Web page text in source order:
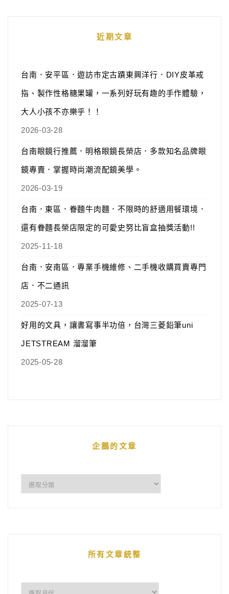
近期文章
台南．安平區．遊訪市定古蹟東興洋行．DIY皮革戒
指、製作性格糖果罐，一系列好玩有趣的手作體驗，
大人小孩不亦樂乎！！
2026-03-28
台南眼鏡行推薦．明格眼鏡長榮店．多款知名品牌眼
鏡專賣．掌握時尚潮流配鏡美學。
2026-03-19
台南．東區．眷麵牛肉麵．不限時的舒適用餐環境．
還有眷麵長榮店限定的可愛史努比盲盒抽獎活動!!
2025-11-18
台南．安南區．專業手機維修、二手機收購買賣專門
店．不二通訊
2025-07-13
好用的文具，讓書寫事半功倍，台灣三菱鉛筆uni
JETSTREAM 溜溜筆
2025-05-28
企鵝的文章
所有文章統整